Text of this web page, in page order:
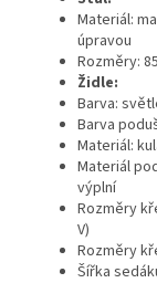
Materiál:
úpravou
Rozměry:
Židle:
Barva:
Barva
Materiál:
Materiál
výplní
Rozměry
V)
Rozměry
Šířka